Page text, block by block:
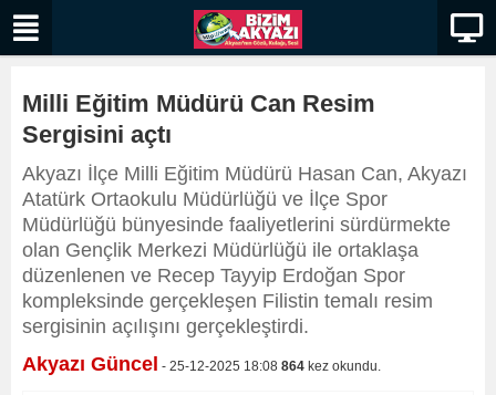
Milli Eğitim Müdürü Can Resim
Sergisini açtı
​​​​​​​Akyazı İlçe Milli Eğitim Müdürü Hasan Can, Akyazı
Atatürk Ortaokulu Müdürlüğü ve İlçe Spor
Müdürlüğü bünyesinde faaliyetlerini sürdürmekte
olan Gençlik Merkezi Müdürlüğü ile ortaklaşa
düzenlenen ve Recep Tayyip Erdoğan Spor
kompleksinde gerçekleşen Filistin temalı resim
sergisinin açılışını gerçekleştirdi.
Akyazı Güncel - 25-12-2025 18:08 864 kez okundu.